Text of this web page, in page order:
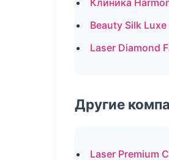
Клиника
Beauty Silk
Laser Diamond
Другие
Laser Premium